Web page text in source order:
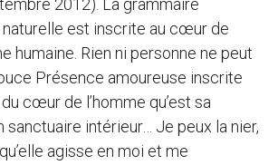
2012). La grammaire
naturelle est inscrite au cœur de
humaine. Rien ni personne ne peut
Présence amoureuse inscrite
cœur de l’homme qu’est sa
sanctuaire intérieur… Je peux la nier,
agisse en moi et me